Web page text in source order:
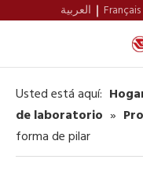
العربية Français
Hogar
Productos
Usted está aquí:
de laboratorio »
forma de pilar